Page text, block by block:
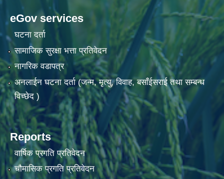
eGov services
घटना दर्ता
सामाजिक सुरक्षा भत्ता प्रतिवेदन
नागरिक वडापत्र
अनलाईन घटना दर्ता (जन्म, मृत्यु, विवाह, बसाँईसराई तथा सम्बन्ध
विच्छेद )
Reports
वार्षिक प्रगति प्रतिवेदन
चौमासिक प्रगति प्रतिवेदन